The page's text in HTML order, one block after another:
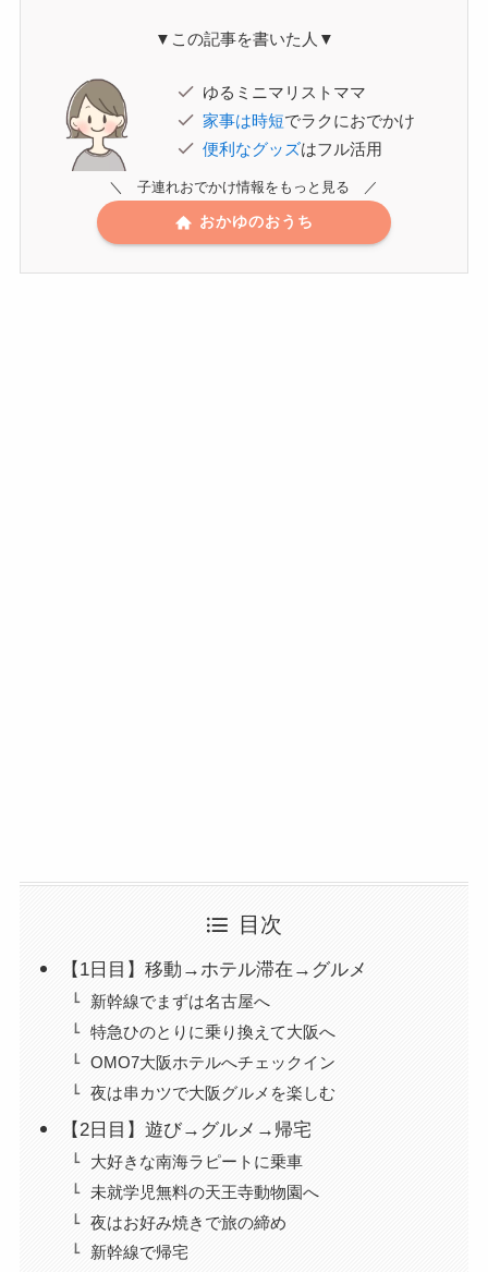
▼この記事を書いた人▼
ゆるミニマリストママ
家事は時短でラクにおでかけ
便利なグッズはフル活用
＼ 子連れおでかけ情報をもっと見る ／
おかゆのおうち
目次
【1日目】移動→ホテル滞在→グルメ
新幹線でまずは名古屋へ
特急ひのとりに乗り換えて大阪へ
OMO7大阪ホテルへチェックイン
夜は串カツで大阪グルメを楽しむ
【2日目】遊び→グルメ→帰宅
大好きな南海ラピートに乗車
未就学児無料の天王寺動物園へ
夜はお好み焼きで旅の締め
新幹線で帰宅